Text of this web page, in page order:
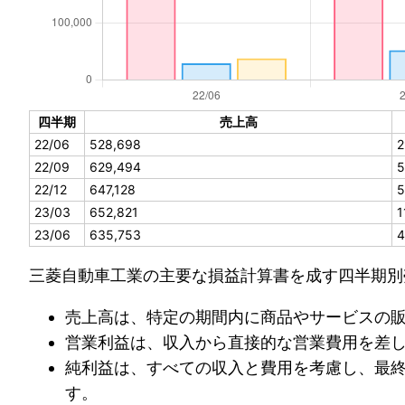
四半期
売上高
22/06
528,698
22/09
629,494
22/12
647,128
23/03
652,821
23/06
635,753
三菱自動車工業の主要な損益計算書を成す四半期
売上高は、特定の期間内に商品やサービスの
営業利益は、収入から直接的な営業費用を差
純利益は、すべての収入と費用を考慮し、最
す。